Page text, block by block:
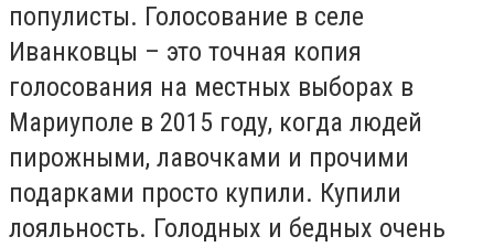
популисты. Голосование в селе
Иванковцы – это точная копия
голосования на местных выборах в
Мариуполе в 2015 году, когда людей
пирожными, лавочками и прочими
подарками просто купили. Купили
лояльность. Голодных и бедных очень